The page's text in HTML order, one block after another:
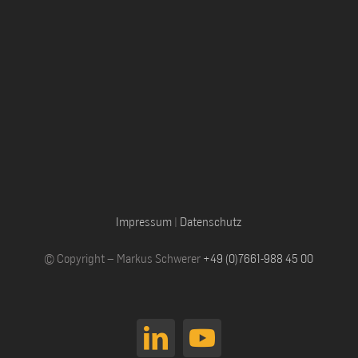
Impressum | Datenschutz
© Copyright – Markus Schwerer +49 (0)7661-988 45 00
LinkedInYouTube